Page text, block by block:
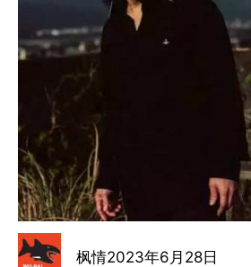
枫情2023年6月28日